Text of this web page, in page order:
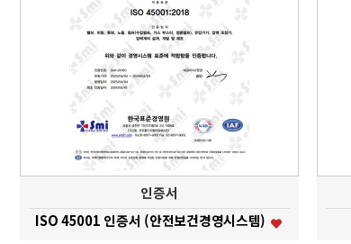
인증서
ISO 45001 인증서 (안전보건경영시스템)